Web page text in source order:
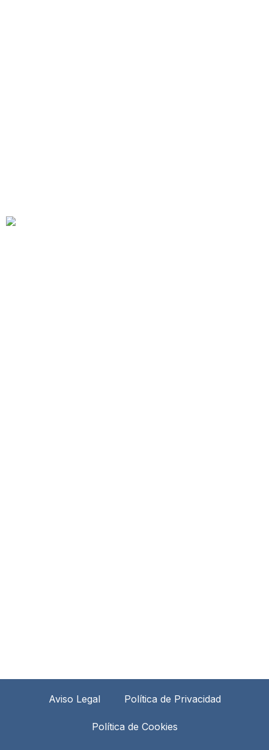
Aviso Legal Política de Privacidad
Política de Cookies